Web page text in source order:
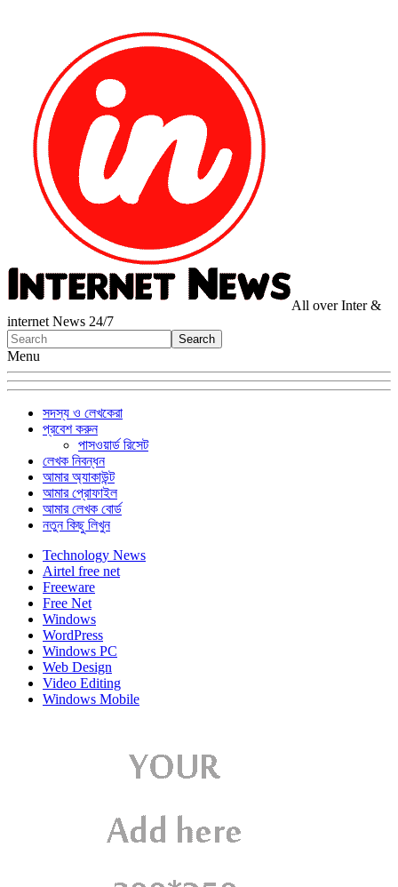
All over Inter &
internet News 24/7
Menu
সদস্য ও লেখকেরা
প্রবেশ করুন
পাসওয়ার্ড রিসেট
লেখক নিবন্ধন
আমার অ্যাকাউন্ট
আমার প্রোফাইল
আমার লেখক বোর্ড
নতুন কিছু লিখুন
Technology News
Airtel free net
Freeware
Free Net
Windows
WordPress
Windows PC
Web Design
Video Editing
Windows Mobile